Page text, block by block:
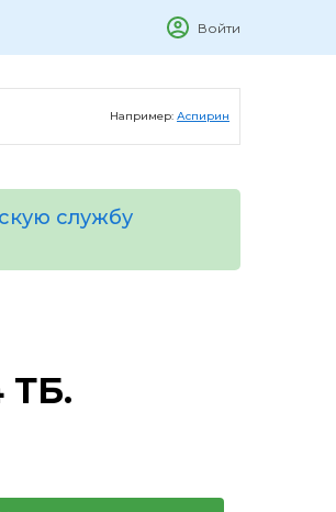
Войти
Например: Аспирин
службу